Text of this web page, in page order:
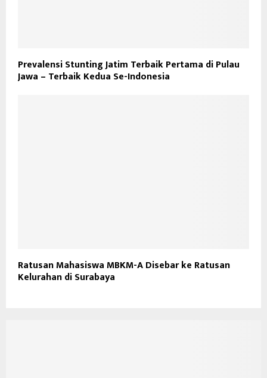
Prevalensi Stunting Jatim Terbaik Pertama di Pulau
Jawa – Terbaik Kedua Se-Indonesia
Ratusan Mahasiswa MBKM-A Disebar ke Ratusan
Kelurahan di Surabaya